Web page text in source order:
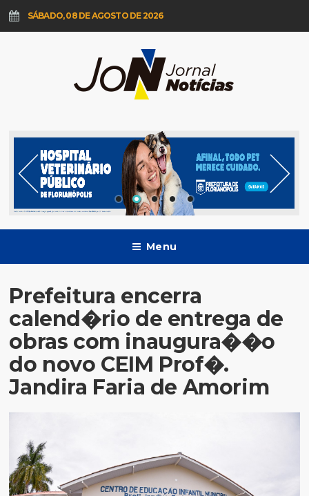
SÁBADO, 08 DE AGOSTO DE 2026
Menu
Prefeitura encerra
calend�rio de entrega de
obras com inaugura��o
do novo CEIM Prof�.
Jandira Faria de Amorim